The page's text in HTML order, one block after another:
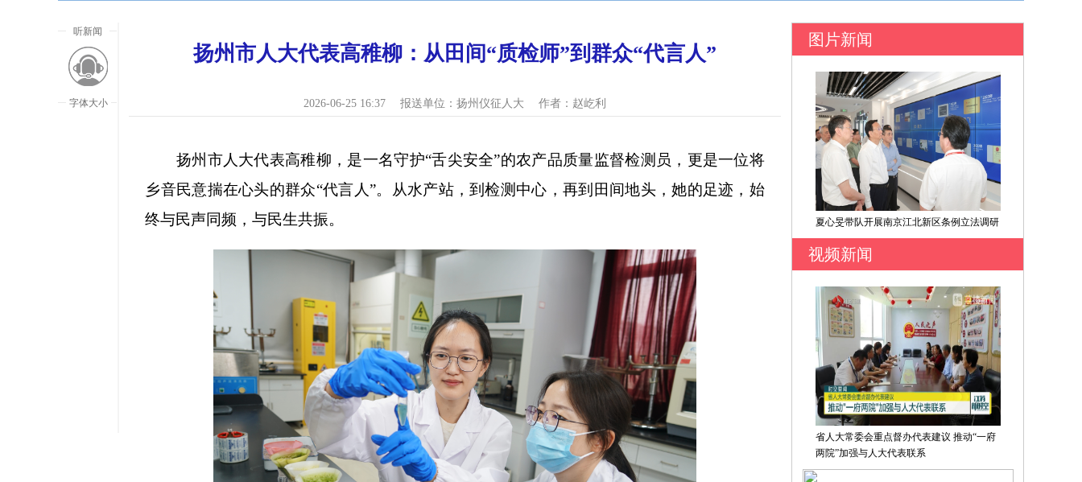
听新闻
字体大小
扬州市人大代表高稚柳：从田间“质检师”到群众“代言人”
2026-06-25 16:37 报送单位： 扬州仪征人大 作者：赵屹利
扬州市人大代表高稚柳，是一名守护“舌尖安全”的农产品质量监督检测员，更是一位将
乡音民意揣在心头的群众“代言人”。从水产站，到检测中心，再到田间地头，她的足迹，始
终与民声同频，与民生共振。
图片新闻
夏心旻带队开展南京江北新区条例立法调研
视频新闻
省人大常委会重点督办代表建议 推动“一府
两院”加强与人大代表联系